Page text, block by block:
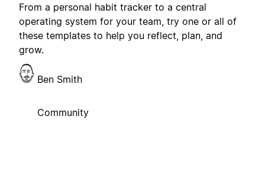
From a personal habit tracker to a central
operating system for your team, try one or all of
these templates to help you reflect, plan, and
grow.
Ben Smith
Community